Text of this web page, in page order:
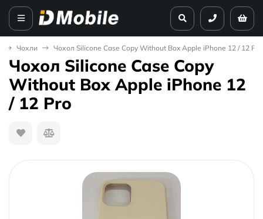
Чохли Чохол Silicone Case Copy Without Box Apple iPhone 12 / 12 Pro
Чохол Silicone Case Copy
Without Box Apple iPhone 12
/ 12 Pro